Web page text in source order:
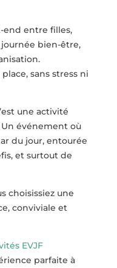
end entre filles,
journée bien-être,
sans stress ni
une activité
événement où
du jour, entourée
et surtout de
choisissiez une
conviviale et
EVJF
parfaite à